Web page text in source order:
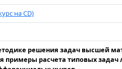
на CD)
решения задач высшей
примеры расчета типовых